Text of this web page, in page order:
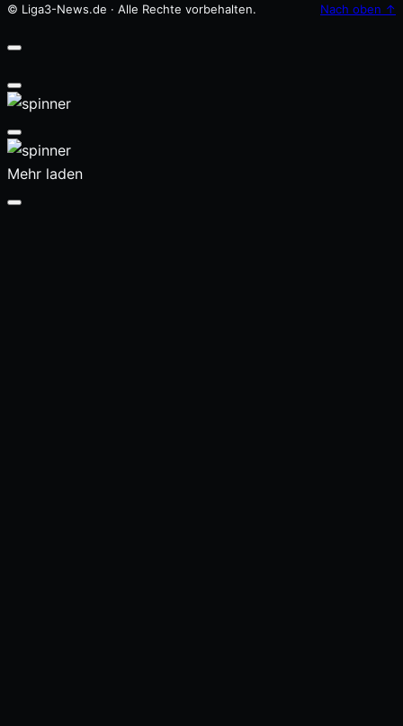
© Liga3-News.de · Alle Rechte vorbehalten. Nach oben ↑
Mehr laden